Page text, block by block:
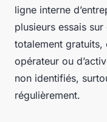
ligne interne
plusieurs essais
totalement
opérateur ou
non identifiés,
régulièrement.